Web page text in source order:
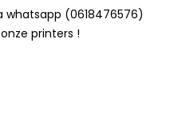
whatsapp (0618476576)
printers !